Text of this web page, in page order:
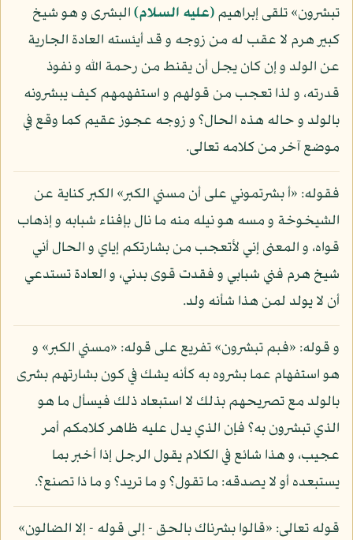
تبشرون» تلقى إبراهيم(عليه السلام)البشرى و هو شيخ
كبير هرم لا عقب له من زوجه و قد أيئسته العادة الجارية
عن الولد و إن كان يجل أن يقنط من رحمة الله و نفوذ
قدرته، و لذا تعجب من قولهم و استفهمهم كيف يبشرونه
بالولد و حاله هذه الحال؟ و زوجه عجوز عقيم كما وقع في
موضع آخر من كلامه تعالى.
فقوله: «أ بشرتموني على أن مسني الكبر» الكبر كناية عن
الشيخوخة و مسه هو نيله منه ما نال بإفناء شبابه و إذهاب
قواه، و المعنى إني لأتعجب من بشارتكم إياي و الحال أني
شيخ هرم فني شبابي و فقدت قوى بدني، و العادة تستدعي
أن لا يولد لمن هذا شأنه ولد.
و قوله: «فبم تبشرون» تفريع على قوله: «مسني الكبر» و
هو استفهام عما بشروه به كأنه يشك في كون بشارتهم بشرى
بالولد مع تصريحهم بذلك لا استبعاد ذلك فيسأل ما هو
الذي تبشرون به؟ فإن الذي يدل عليه ظاهر كلامكم أمر
عجيب، و هذا شائع في الكلام يقول الرجل إذا أخبر بما
يستبعده أو لا يصدقه: ما تقول؟ و ما تريد؟ و ما ذا تصنع؟.
قوله تعالى: «قالوا بشرناك بالحق - إلى قوله - إلا الضالون»